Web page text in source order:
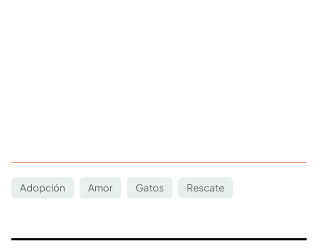
Adopción Amor Gatos Rescate